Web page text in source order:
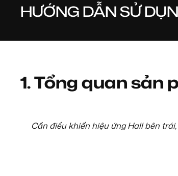
HƯỚNG DẪN SỬ
1.Tổng quan sản
Cần điều khiển hiệu ứng Hall bên